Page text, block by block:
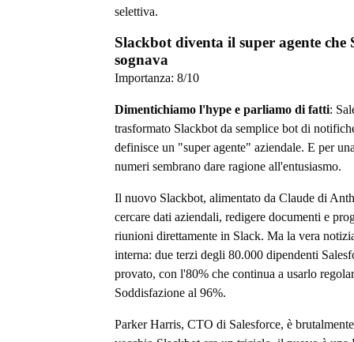
selettiva.
Slackbot diventa il super agente che
sognava
Importanza: 8/10
Dimentichiamo l'hype e parliamo di fatti:
trasformato Slackbot da semplice bot di
definisce un "super agente" aziendale. E per
numeri sembrano dare ragione all'entusiasmo.
Il nuovo Slackbot, alimentato da Claude di
cercare dati aziendali, redigere documenti e
riunioni direttamente in Slack. Ma la vera
interna: due terzi degli 80.000 dipendenti
provato, con l'80% che continua a usarlo
Soddisfazione al 96%.
Parker Harris, CTO di Salesforce, è